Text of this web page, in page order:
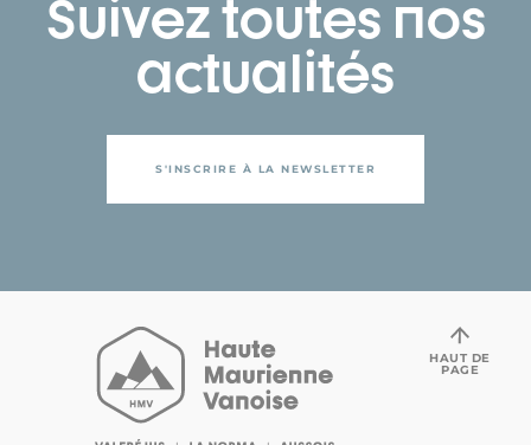
Suivez toutes nos
actualités
S'INSCRIRE À LA NEWSLETTER
HAUT DE
PAGE